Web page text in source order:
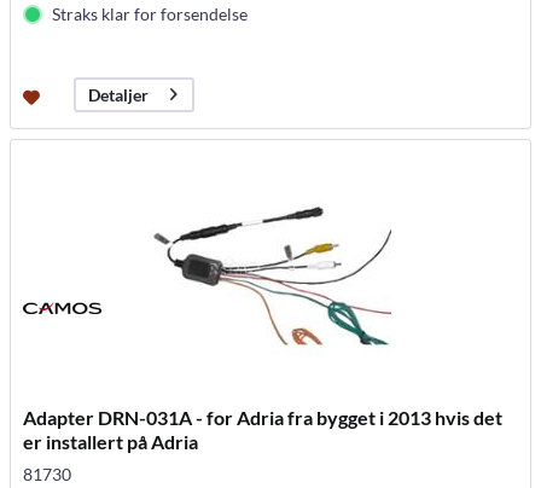
Straks klar for forsendelse
Detaljer
Adapter DRN-031A - for Adria fra bygget i 2013 hvis det
er installert på Adria
81730